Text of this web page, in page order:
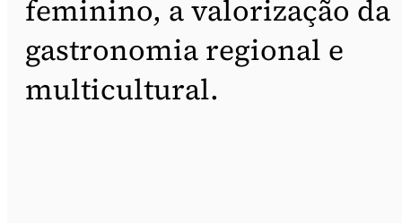
feminino, a valorização da
gastronomia regional e
multicultural.